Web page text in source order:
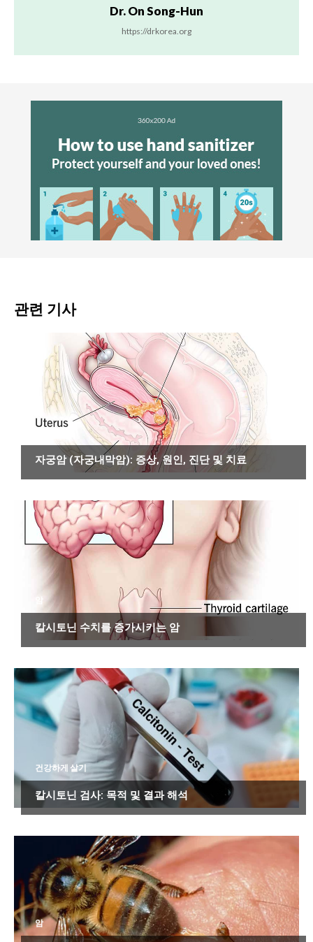
Dr. On Song-Hun
https://drkorea.org
관련 기사
자궁암 (자궁내막암): 증상, 원인, 진단 및 치료
칼시토닌 수치를 증가시키는 암
건강하게 살기
칼시토닌 검사: 목적 및 결과 해석
암